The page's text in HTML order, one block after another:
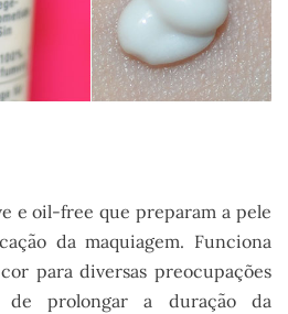
e oil-free que preparam a pele
da maquiagem. Funciona
para diversas preocupações
de prolongar a duração da